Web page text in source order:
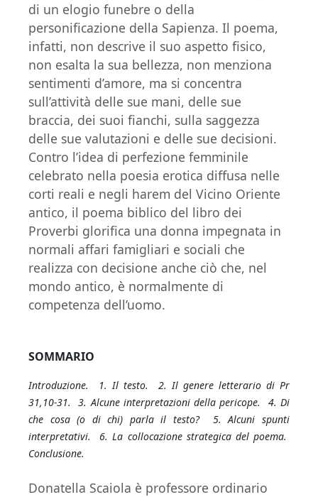
di un elogio funebre o della
personificazione della Sapienza. Il poema,
infatti, non descrive il suo aspetto fisico,
non esalta la sua bellezza, non menziona
sentimenti d’amore, ma si concentra
sull’attività delle sue mani, delle sue
braccia, dei suoi fianchi, sulla saggezza
delle sue valutazioni e delle sue decisioni.
Contro l’idea di perfezione femminile
celebrato nella poesia erotica diffusa nelle
corti reali e negli harem del Vicino Oriente
antico, il poema biblico del libro dei
Proverbi glorifica una donna impegnata in
normali affari famigliari e sociali che
realizza con decisione anche ciò che, nel
mondo antico, è normalmente di
competenza dell’uomo.
SOMMARIO
Introduzione. 1. Il testo. 2. Il genere letterario di Pr
31,10-31. 3. Alcune interpretazioni della pericope. 4. Di
che cosa (o di chi) parla il testo? 5. Alcuni spunti
interpretativi. 6. La collocazione strategica del poema.
Conclusione.
Donatella Scaiola è professore ordinario